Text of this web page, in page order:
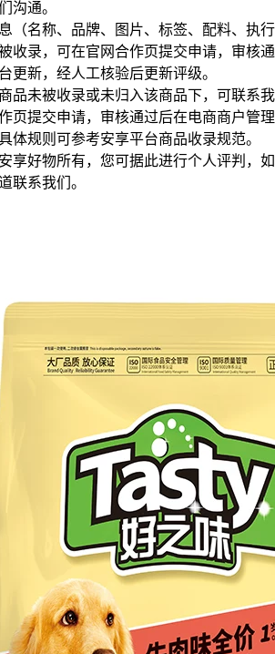
沟通。
（名称、品牌、图片、标签、配料、执行
收录，可在官网合作页提交申请，审核通
更新，经人工核验后更新评级。
品未被收录或未归入该商品下，可联系我
页提交申请，审核通过后在电商商户管理
体规则可参考安享平台商品收录规范。
享好物所有，您可据此进行个人评判，如
联系我们。